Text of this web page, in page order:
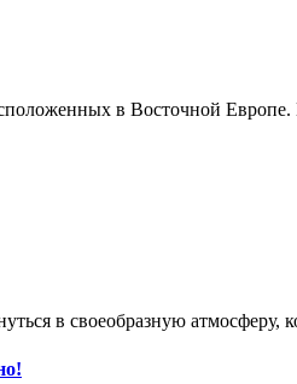
в Восточной
в своеобразную атмосферу,